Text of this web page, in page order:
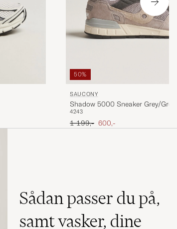
50%
SAUCONY
Shadow 5000 Sneaker Grey/Grey
4243
Ordinary pris
1 199,- Nedsat pris
600,-
Sådan passer du på,
samt vasker, dine